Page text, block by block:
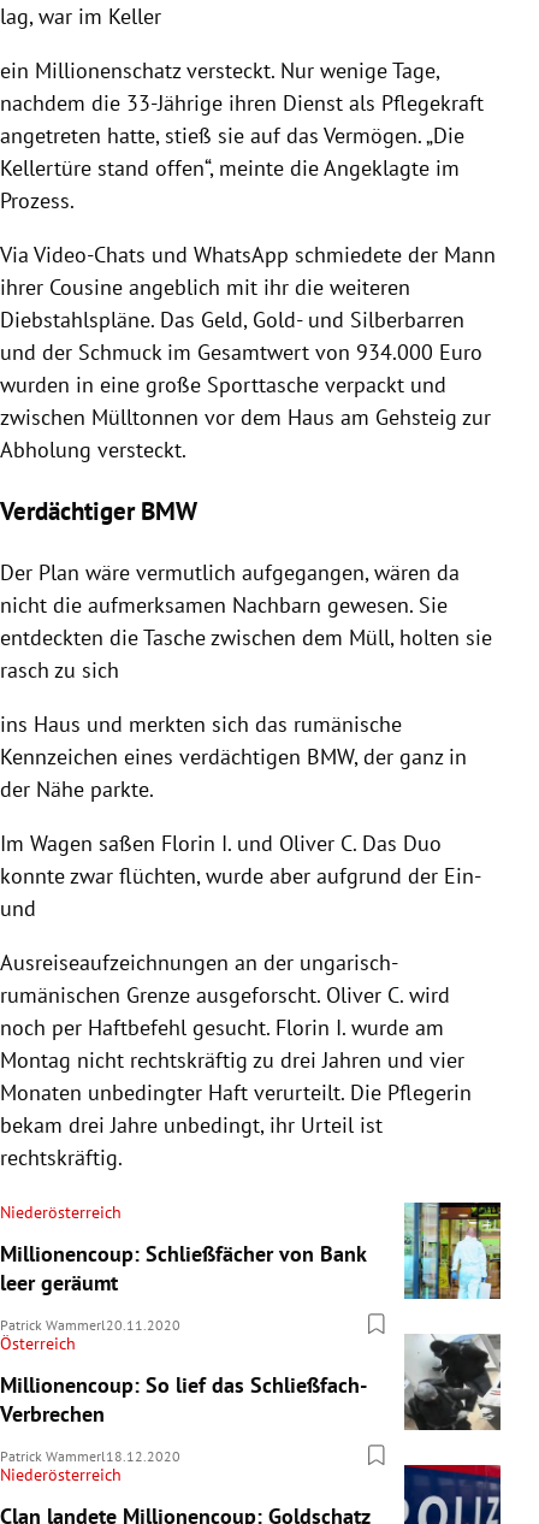
lag, war im Keller
ein Millionenschatz versteckt. Nur wenige Tage,
nachdem die 33-Jährige ihren Dienst als Pflegekraft
angetreten hatte, stieß sie auf das Vermögen. „Die
Kellertüre stand offen“, meinte die Angeklagte im
Prozess.
Via Video-Chats und WhatsApp schmiedete der Mann
ihrer Cousine angeblich mit ihr die weiteren
Diebstahlspläne. Das Geld, Gold- und Silberbarren
und der Schmuck im Gesamtwert von 934.000 Euro
wurden in eine große Sporttasche verpackt und
zwischen Mülltonnen vor dem Haus am Gehsteig zur
Abholung versteckt.
Verdächtiger BMW
Der Plan wäre vermutlich aufgegangen, wären da
nicht die aufmerksamen Nachbarn gewesen. Sie
entdeckten die Tasche zwischen dem Müll, holten sie
rasch zu sich
ins Haus und merkten sich das rumänische
Kennzeichen eines verdächtigen BMW, der ganz in
der Nähe parkte.
Im Wagen saßen Florin I. und Oliver C. Das Duo
konnte zwar flüchten, wurde aber aufgrund der Ein-
und
Ausreiseaufzeichnungen an der ungarisch-
rumänischen Grenze ausgeforscht. Oliver C. wird
noch per Haftbefehl gesucht. Florin I. wurde am
Montag nicht rechtskräftig zu drei Jahren und vier
Monaten unbedingter Haft verurteilt. Die Pflegerin
bekam drei Jahre unbedingt, ihr Urteil ist
rechtskräftig.
Niederösterreich
Millionencoup: Schließfächer von Bank
leer geräumt
Patrick Wammerl 20.11.2020
Österreich
Millionencoup: So lief das Schließfach-
Verbrechen
Patrick Wammerl 18.12.2020
Niederösterreich
Clan landete Millionencoup: Goldschatz